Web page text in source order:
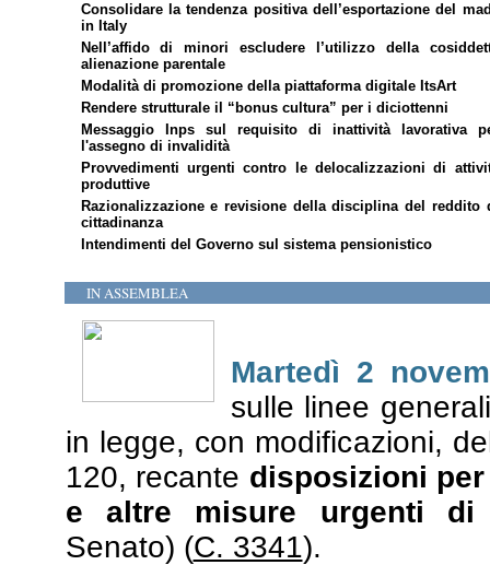
Consolidare la tendenza positiva dell’esportazione del
in Italy
Nell’affido di minori escludere l’utilizzo della
alienazione parentale
Modalità di promozione della piattaforma digitale ItsArt
Rendere strutturale il “bonus cultura” per i diciottenni
Messaggio Inps sul requisito di inattività lavorativa
l'assegno di invalidità
Provvedimenti urgenti contro le delocalizzazioni di
produttive
Razionalizzazione e revisione della disciplina del reddito
cittadinanza
Intendimenti del Governo sul sistema pensionistico
IN ASSEMBLEA
Martedì 2
sulle linee
in legge, con modificazioni,
120, recante disposizioni
e altre misure urgenti di
Senato) (C. 3341).